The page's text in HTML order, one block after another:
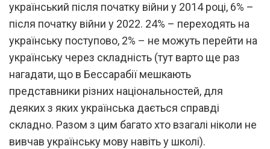
український після початку війни у 2014 році, 6% –
після початку війни у 2022. 24% – переходять на
українську поступово, 2% – не можуть перейти на
українську через складність (тут варто ще раз
нагадати, що в Бессарабії мешкають
представники різних національностей, для
деяких з яких українська дається справді
складно. Разом з цим багато хто взагалі ніколи не
вивчав українську мову навіть у школі).